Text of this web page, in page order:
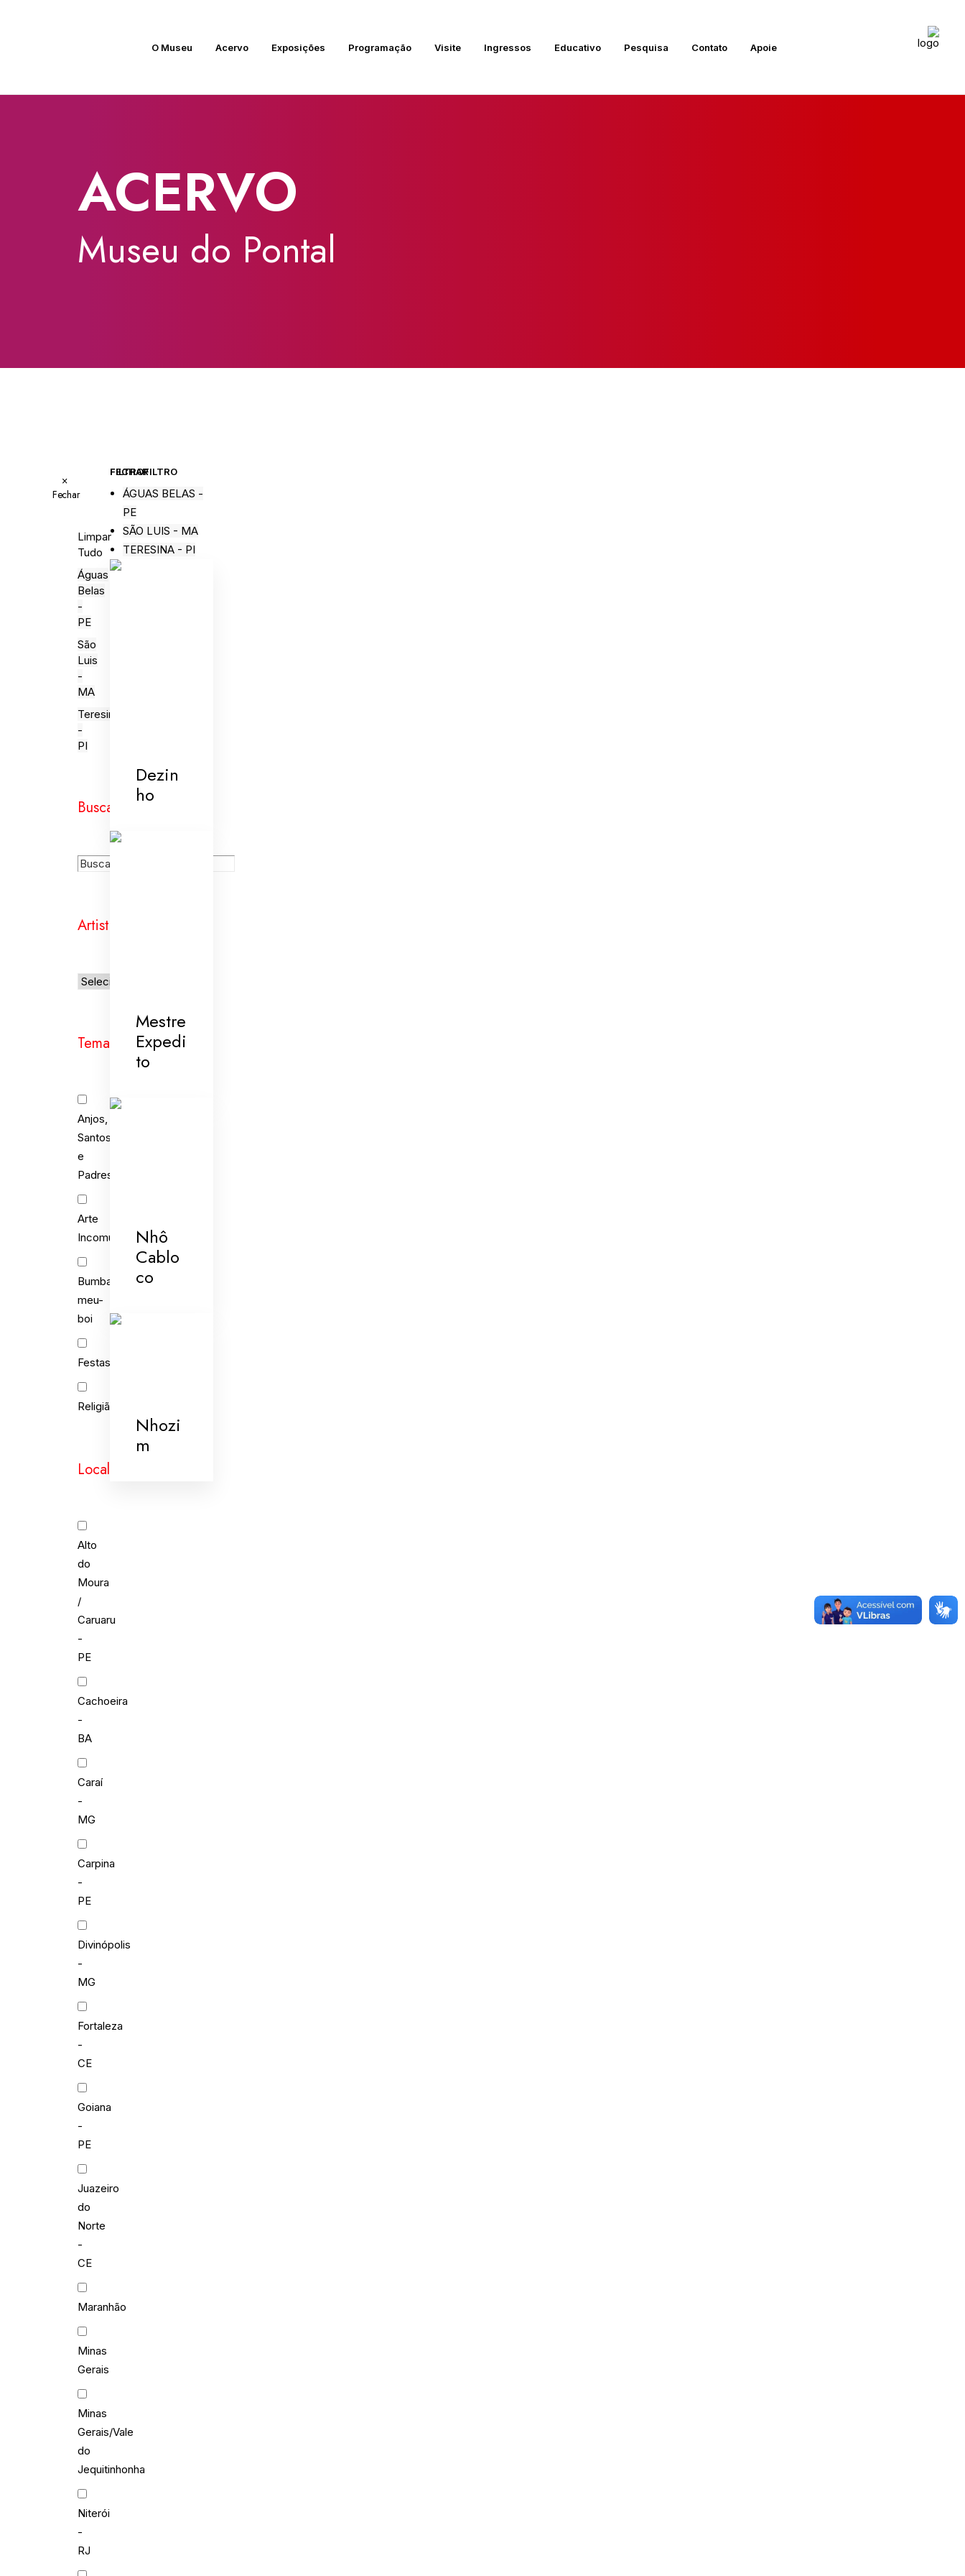
O Museu Acervo Exposições Programação Visite Ingressos Educativo Pesquisa Contato Apoie
ACERVO
Museu do Pontal
×
Fechar
Limpar
Tudo
Águas
Belas
-
PE
São
Luis
-
MA
Teresina
-
PI
Busca
Artistas
Temas
Anjos,
Santos
e
Padres
Arte
Incomum
Bumba-
meu-
boi
Festas
Religião
Localidades
Alto
do
Moura
/
Caruaru
-
PE
Cachoeira
-
BA
Caraí
-
MG
Carpina
-
PE
Divinópolis
-
MG
Fortaleza
-
CE
Goiana
-
PE
Juazeiro
do
Norte
-
CE
Maranhão
Minas
Gerais
Minas
Gerais/Vale
do
Jequitinhonha
Niterói
-
RJ
FECHAR FILTROFILTRO
ÁGUAS BELAS -
PE
SÃO LUIS - MA
TERESINA - PI
Dezin
ho
Mestre
Expedi
to
Nhô
Cablo
co
Nhozi
m